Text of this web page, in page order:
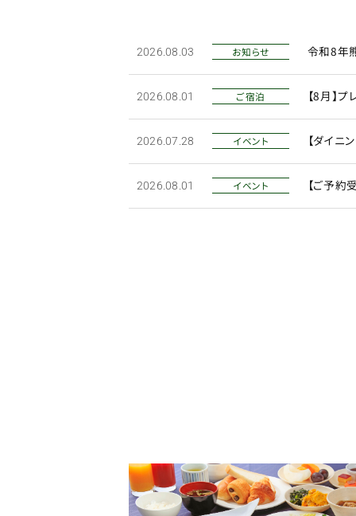
2026.08.03 お知らせ 令和8年
2026.08.01 ご宿泊 【8月】
2026.07.28 イベント 【ダイニ
2026.08.01 イベント 【ご予約